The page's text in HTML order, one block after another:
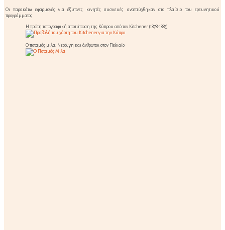
Οι παρακάτω εφαρμογές για έξυπνες κινητές συσκευές αναπτύχθηκαν στο πλαίσιο του ερευνητικού
προγράμματος
Η πρώτη τοπογραφική αποτύπωση της Κύπρου από τον Kitchener (1878-1883)
Ο ποταμός μιλά: Νερό, γη και άνθρωποι στον Πεδιαίο